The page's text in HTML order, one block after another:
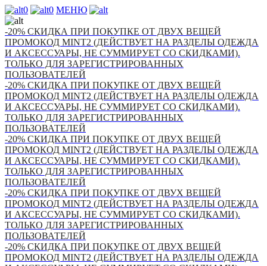
0 0 МЕНЮ
-20% СКИДКА ПРИ ПОКУПКЕ ОТ ДВУХ ВЕЩЕЙ
ПРОМОКОД MINT2 (ДЕЙСТВУЕТ НА РАЗДЕЛЫ ОДЕЖДА
И АКСЕССУАРЫ, НЕ СУММИРУЕТ СО СКИДКАМИ).
ТОЛЬКО ДЛЯ ЗАРЕГИСТРИРОВАННЫХ
ПОЛЬЗОВАТЕЛЕЙ
-20% СКИДКА ПРИ ПОКУПКЕ ОТ ДВУХ ВЕЩЕЙ
ПРОМОКОД MINT2 (ДЕЙСТВУЕТ НА РАЗДЕЛЫ ОДЕЖДА
И АКСЕССУАРЫ, НЕ СУММИРУЕТ СО СКИДКАМИ).
ТОЛЬКО ДЛЯ ЗАРЕГИСТРИРОВАННЫХ
ПОЛЬЗОВАТЕЛЕЙ
-20% СКИДКА ПРИ ПОКУПКЕ ОТ ДВУХ ВЕЩЕЙ
ПРОМОКОД MINT2 (ДЕЙСТВУЕТ НА РАЗДЕЛЫ ОДЕЖДА
И АКСЕССУАРЫ, НЕ СУММИРУЕТ СО СКИДКАМИ).
ТОЛЬКО ДЛЯ ЗАРЕГИСТРИРОВАННЫХ
ПОЛЬЗОВАТЕЛЕЙ
-20% СКИДКА ПРИ ПОКУПКЕ ОТ ДВУХ ВЕЩЕЙ
ПРОМОКОД MINT2 (ДЕЙСТВУЕТ НА РАЗДЕЛЫ ОДЕЖДА
И АКСЕССУАРЫ, НЕ СУММИРУЕТ СО СКИДКАМИ).
ТОЛЬКО ДЛЯ ЗАРЕГИСТРИРОВАННЫХ
ПОЛЬЗОВАТЕЛЕЙ
-20% СКИДКА ПРИ ПОКУПКЕ ОТ ДВУХ ВЕЩЕЙ
ПРОМОКОД MINT2 (ДЕЙСТВУЕТ НА РАЗДЕЛЫ ОДЕЖДА